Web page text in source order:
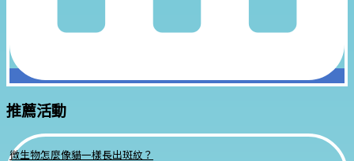
推薦活動
微生物怎麼像貓一樣長出斑紋？